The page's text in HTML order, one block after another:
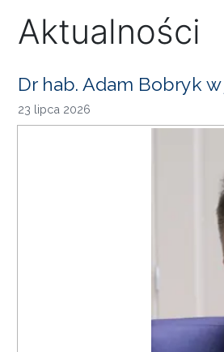
Aktualności
Dr hab. Adam Bobryk
23 lipca 2026